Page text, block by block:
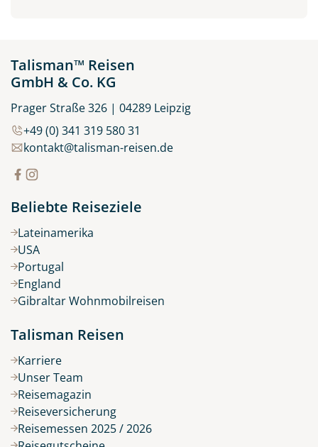
Talisman™ Reisen
GmbH & Co. KG
Prager Straße 326 | 04289 Leipzig
+49 (0) 341 319 580 31
kontakt@talisman-reisen.de
Beliebte Reiseziele
Lateinamerika
USA
Portugal
England
Gibraltar Wohnmobilreisen
Talisman Reisen
Karriere
Unser Team
Reisemagazin
Reiseversicherung
Reisemessen 2025 / 2026